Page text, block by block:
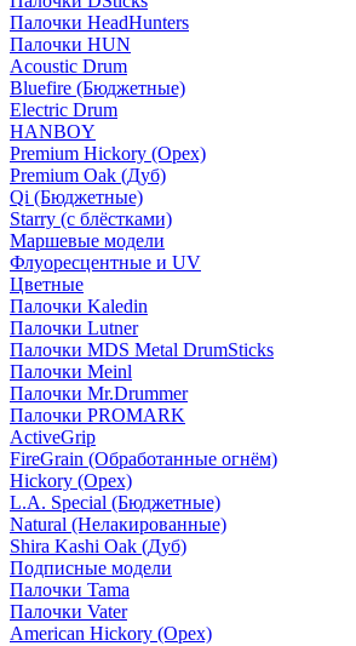
Палочки HeadHunters
Палочки HUN
Acoustic Drum
Bluefire (Бюджетные)
Electric Drum
HANBOY
Premium Hickory (Орех)
Premium Oak (Дуб)
Qi (Бюджетные)
Starry (с блёстками)
Маршевые модели
Флуоресцентные и UV
Цветные
Палочки Kaledin
Палочки Lutner
Палочки MDS Metal DrumSticks
Палочки Meinl
Палочки Mr.Drummer
Палочки PROMARK
ActiveGrip
FireGrain (Обработанные огнём)
Hickory (Орех)
L.A. Special (Бюджетные)
Natural (Нелакированные)
Shira Kashi Oak (Дуб)
Подписные модели
Палочки Tama
Палочки Vater
American Hickory (Орех)